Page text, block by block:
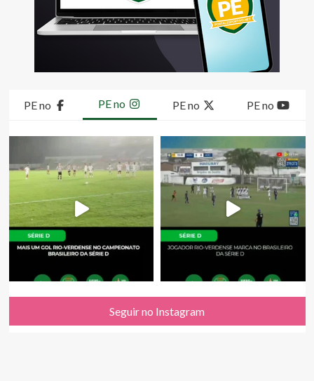
PE no PE no PE no PE no
Seguir no Instagram